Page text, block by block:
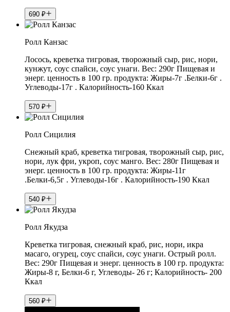
690 ₽
Ролл Канзас
Лосось, креветка тигровая, творожный сыр, рис, нори,
кунжут, соус спайси, соус унаги. Вес: 290г Пищевая и
энерг. ценность в 100 гр. продукта: Жиры-7г .Белки-6г .
Углеводы-17г . Калорийность-160 Ккал
570 ₽
Ролл Сицилия
Снежный краб, креветка тигровая, творожный сыр, рис,
нори, лук фри, укроп, соус манго. Вес: 280г Пищевая и
энерг. ценность в 100 гр. продукта: Жиры-11г
.Белки-6,5г . Углеводы-16г . Калорийность-190 Ккал
540 ₽
Ролл Якудза
Креветка тигровая, снежный краб, рис, нори, икра
масаго, огурец, соус спайси, соус унаги. Острый ролл.
Вес: 290г Пищевая и энерг. ценность в 100 гр. продукта:
Жиры-8 г, Белки-6 г, Углеводы- 26 г; Калорийность- 200
Ккал
560 ₽